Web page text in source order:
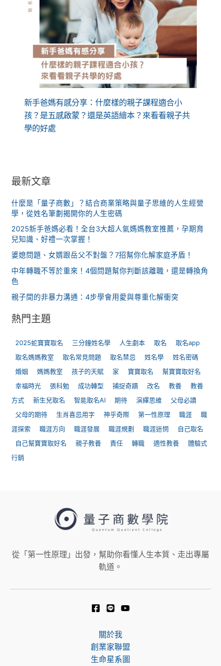
新手爸媽有感分享：什麼樣的親子課程適合小
孩？是五感啟蒙？還是英語繪本？來看看親子共
學的好處
最新文章
什麼是「量子商數」？結合商業策略與量子思維的人生經營
學，從姓名筆劃揭開你的人生密碼
2025新手爸媽必看！全台3大超人氣媽媽教室推薦，孕期育
兒知識、好禮一次掌握！
婆媳問題、女婿跟岳父不對盤？7招幫你化解家庭矛盾！
中年轉職不等於重來！4個問題幫你判斷該離職，還是轉換角
色
親子間的非暴力溝通：4步學會用愛與尊重化解衝突
熱門主題
2025蛇寶寶取名 三分鐘姓名學 人生劇本 取名
取名app
取名媽媽教室
取名常見問題 取名禁忌 姓名學
姓名密碼
婚姻
媽媽教室 孩子的天賦 家 寶寶取名
幫寶寶取好名
幸福時光
張科勉 成功轉型 捕捉奇蹟 改名 教養
教養
方式
新生兒取名 智能取名AI 期待 演繹思維
父母必讀
父母的期待
生肖喜忌用字 神乎奇際 第一性原理 職涯
職
涯探索
職涯方向 職涯發展 職涯規劃 職涯迷惘
自己取名
自己幫寶寶取好名
親子教養 責任 轉職 適性教養
體驗式
行銷
從「第一性原理」出發，幫助你看懂人生本質、走出專屬
軌道。
關於我
創業家聯盟
生命星系圖